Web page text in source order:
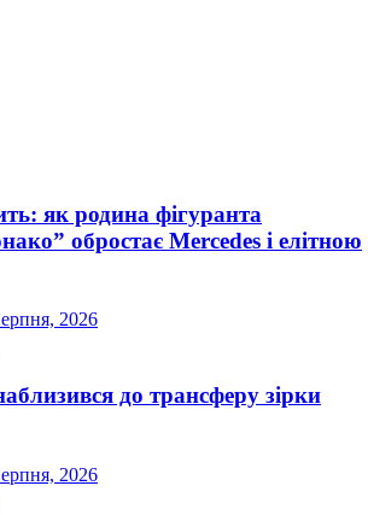
як родина фігуранта
обростає Mercedes і елітною
2026
до трансферу зірки
2026